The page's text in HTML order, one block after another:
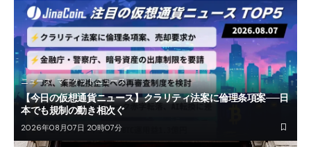
ニュース マーケットニュース
【今日の仮想通貨ニュース】クラリティ法案に倫理条項案──日
本でも規制の動き相次ぐ
2026年08月07日 20時07分